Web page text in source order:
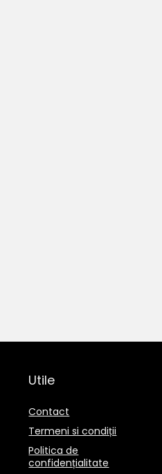
Utile
Contact
Termeni si condiții
Politica de
confidențialitate